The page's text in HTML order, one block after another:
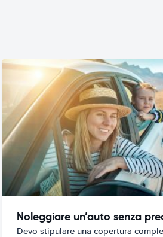
Noleggiare un’auto senza
Devo stipulare una copertura